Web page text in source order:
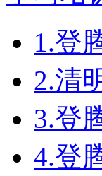
1.登
2.清
3.登
4.登